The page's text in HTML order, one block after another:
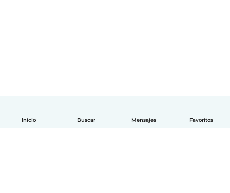
Inicio Buscar Mensajes Favoritos